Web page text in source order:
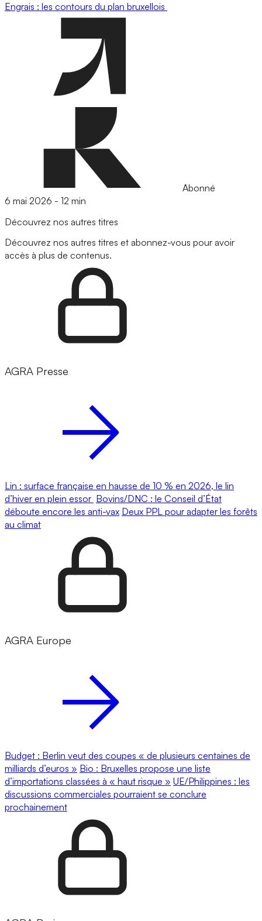
Engrais : les contours du plan bruxellois
Abonné
6 mai 2026 - 12 min
Découvrez nos autres titres
Découvrez nos autres titres et abonnez-vous pour avoir
accès à plus de contenus.
AGRA Presse
Lin : surface française en hausse de 10 % en 2026, le lin
d’hiver en plein essor Bovins/DNC : le Conseil d’État
déboute encore les anti-vax Deux PPL pour adapter les forêts
au climat
AGRA Europe
Budget : Berlin veut des coupes « de plusieurs centaines de
milliards d’euros » Bio : Bruxelles propose une liste
d’importations classées à « haut risque » UE/Philippines : les
discussions commerciales pourraient se conclure
prochainement